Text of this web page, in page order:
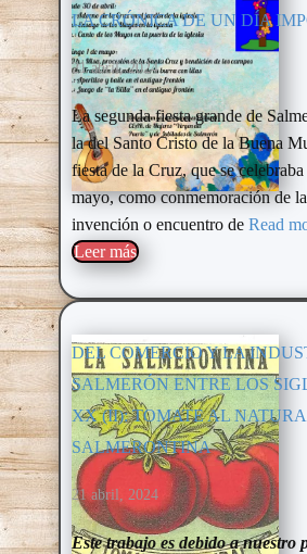
LA CRÓNICA DE UN DÍA
21 abril, 2024
La segunda fiesta grande de
la del Santo Cristo de la Buena
fiesta de la Cruz, que se
mayo, como conmemoración de
invención o encuentro de Read
Leer más​
DEL COMERCIO Y LA
SALMERÓN ENTRE LOS
XX (II): TOMATE AL
SALMERONTINA
21 abril, 2024
Este trabajo es debido a nuestro